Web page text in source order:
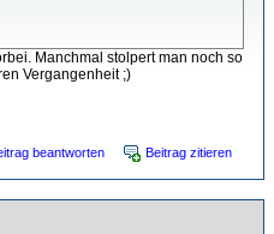
Manchmal stolpert man noch so
Vergangenheit ;)
beantworten Beitrag zitieren